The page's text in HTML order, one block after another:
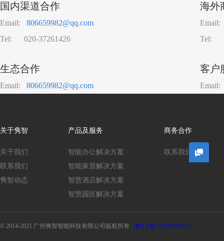
国内渠道合作
Email: 806659982@qq.com
Tel: 020-37261426
海外
Tel:
生态合作
Email: 806659982@qq.com
客户
关于隽智
关于我们
联系我们
隽智动态
产品及服务
智能办公解决方案
智能家居解决方案
智慧酒店解决方案
智慧园区解决方案
商务合作
联系我们
© 2014-2021 广州隽智智能科技有限公司版权所有 . 粤ICP备15016974号-2